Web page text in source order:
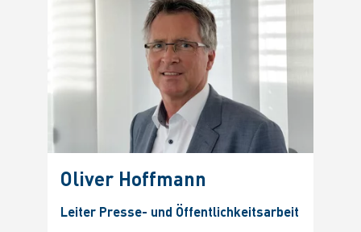
Oliver Hoffmann
Leiter Presse- und Öffentlichkeitsarbeit